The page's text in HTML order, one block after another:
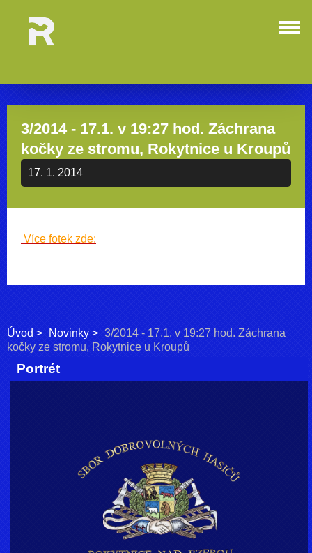
3/2014 - 17.1. v 19:27 hod. Záchrana
kočky ze stromu, Rokytnice u Kroupů
17. 1. 2014
Více fotek zde:
Úvod Novinky
3/2014 - 17.1. v 19:27 hod. Záchrana
kočky ze stromu, Rokytnice u Kroupů
Portrét